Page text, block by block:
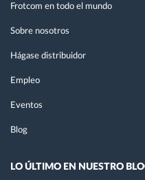
Frotcom en todo el mundo
Sobre nosotros
Hágase distribuidor
Empleo
Eventos
Blog
LO ÚLTIMO EN NUESTRO